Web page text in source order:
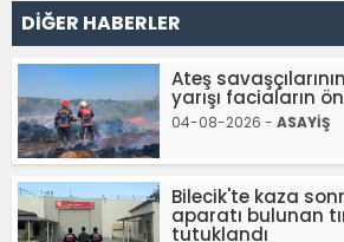
DİĞER HABERLER
Ateş
yarışı faciaların
04-08-2026 - ASAYİŞ
Bilecik'te kaza
aparatı bulunan
tutuklandı